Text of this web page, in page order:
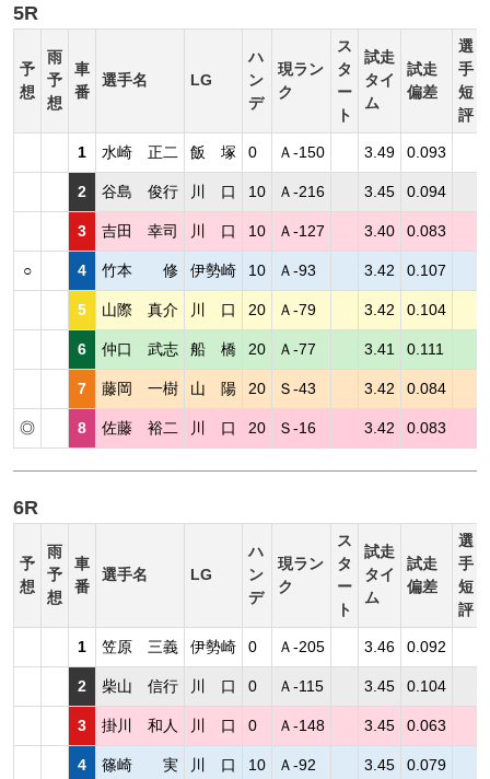
5R
予
想
雨
予
想
車
番
選手名 LG
ハ
ン
デ
現ラン
ク
ス
タ
ー
ト
試走
タイ
ム
試走
偏差
選
手
短
評
1 水崎 正二 飯 塚 0 Ａ-150 3.49 0.093
2 谷島 俊行 川 口 10 Ａ-216 3.45 0.094
3 吉田 幸司 川 口 10 Ａ-127 3.40 0.083
○ 4 竹本 修 伊勢崎 10 Ａ-93 3.42 0.107
5 山際 真介 川 口 20 Ａ-79 3.42 0.104
6 仲口 武志 船 橋 20 Ａ-77 3.41 0.111
7 藤岡 一樹 山 陽 20 Ｓ-43 3.42 0.084
◎ 8 佐藤 裕二 川 口 20 Ｓ-16 3.42 0.083
6R
予
想
雨
予
想
車
番
選手名 LG
ハ
ン
デ
現ラン
ク
ス
タ
ー
ト
試走
タイ
ム
試走
偏差
選
手
短
評
1 笠原 三義 伊勢崎 0 Ａ-205 3.46 0.092
2 柴山 信行 川 口 0 Ａ-115 3.45 0.104
3 掛川 和人 川 口 0 Ａ-148 3.45 0.063
4 篠崎 実 川 口 10 Ａ-92 3.45 0.079